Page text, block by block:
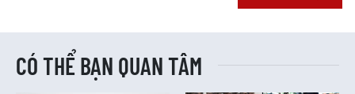
CÓ THỂ BẠN QUAN TÂM